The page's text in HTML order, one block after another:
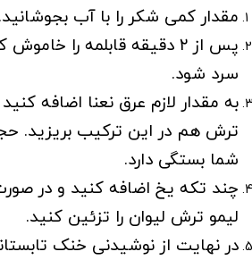
مقدار کمی شکر را با آب بجوشانید.
پس از ۲ دقیقه قابلمه را
سرد شود.
به مقدار لازم عرق نعنا اضافه
ترش هم در این ترکیب بریزید.
شما بستگی دارد.
چند تکه یخ اضافه کنید و در
لیمو ترش لیوان را تزئین کنید.
در نهایت از نوشیدنی خنک